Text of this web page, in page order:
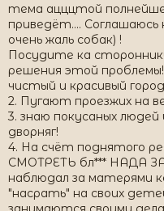
тема ацццтой
приведёт....
очень жаль собак) !
Посудите ка
решения этой
чистый и красивый
2. Пугают проезжих на
3. знаю покусаных
дворняг!
4. На счёт поднятого
СМОТРЕТЬ бл*** НАДА ЗА
наблюдал за матерями
"насрать" на своих